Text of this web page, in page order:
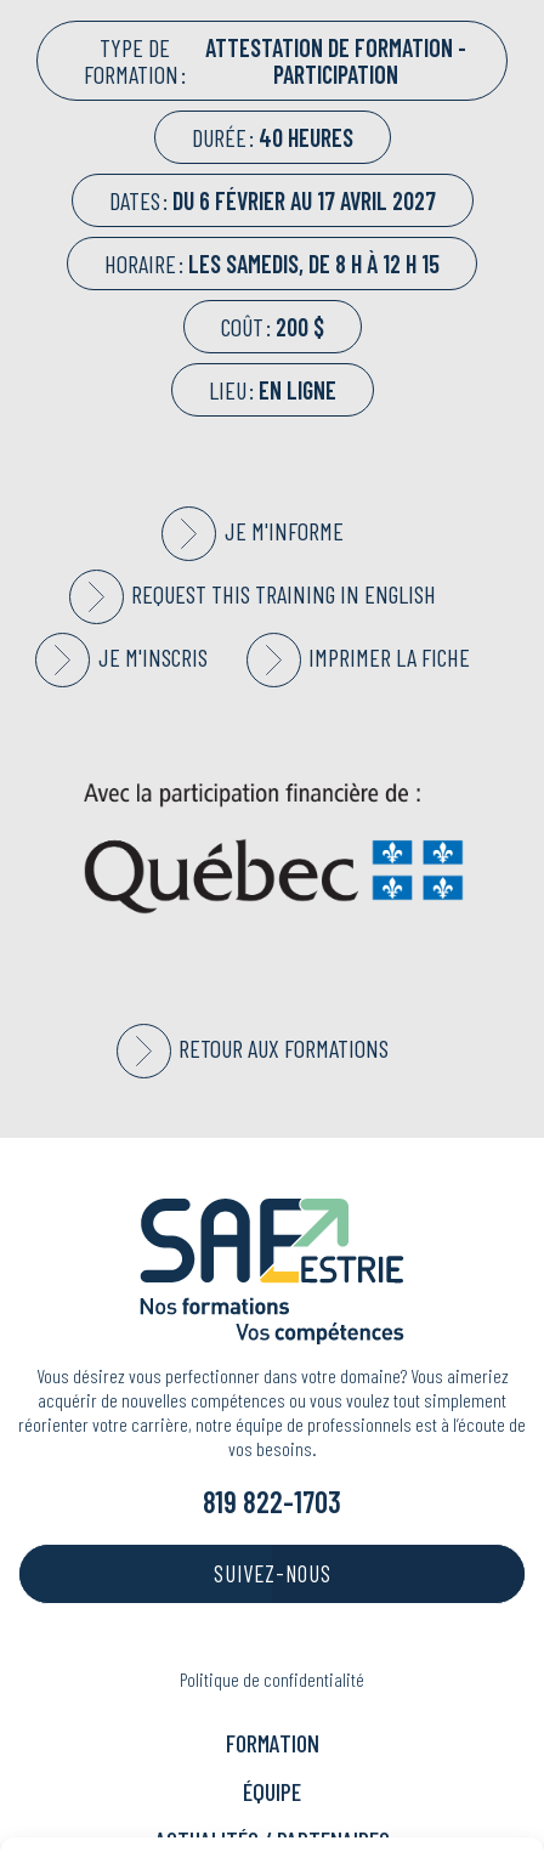
TYPE DE
FORMATION :
ATTESTATION DE FORMATION -
PARTICIPATION
DURÉE : 40 HEURES
DATES : DU 6 FÉVRIER AU 17 AVRIL 2027
HORAIRE : LES SAMEDIS, DE 8 H À 12 H 15
COÛT : 200 $
LIEU : EN LIGNE
JE M'INFORME
REQUEST THIS TRAINING IN ENGLISH
JE M'INSCRIS IMPRIMER LA FICHE
RETOUR AUX FORMATIONS
Vous désirez vous perfectionner dans votre domaine? Vous aimeriez
acquérir de nouvelles compétences ou vous voulez tout simplement
réorienter votre carrière, notre équipe de professionnels est à l’écoute de
vos besoins.
819 822-1703
SUIVEZ-NOUS
Politique de confidentialité
FORMATION
ÉQUIPE
ACTUALITÉS / PARTENAIRES